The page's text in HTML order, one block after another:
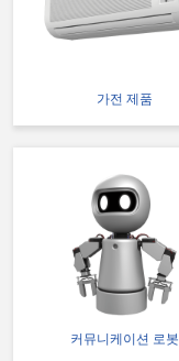
가전 제품
커뮤니케이션 로봇